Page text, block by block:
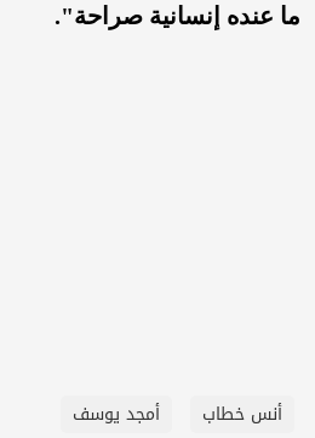
ما عنده إنسانية صراحة".
أنس خطاب أمجد يوسف